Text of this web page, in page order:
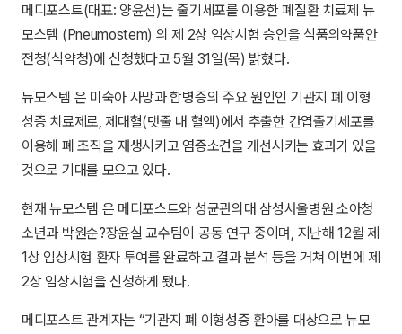
메디포스트(대표: 양윤선)는 줄기세포를 이용한 폐질환 치료제 뉴
모스템 (Pneumostem) 의 제 2상 임상시험 승인을 식품의약품안
전청(식약청)에 신청했다고 5월 31일(목) 밝혔다.
뉴모스템 은 미숙아 사망과 합병증의 주요 원인인 기관지 폐 이형
성증 치료제로, 제대혈(탯줄 내 혈액)에서 추출한 간엽줄기세포를
이용해 폐 조직을 재생시키고 염증소견을 개선시키는 효과가 있을
것으로 기대를 모으고 있다.
현재 뉴모스템 은 메디포스트와 성균관의대 삼성서울병원 소아청
소년과 박원순?장윤실 교수팀이 공동 연구 중이며, 지난해 12월 제
1상 임상시험 환자 투여를 완료하고 결과 분석 등을 거쳐 이번에 제
2상 임상시험을 신청하게 됐다.
메디포스트 관계자는 “기관지 폐 이형성증 환아를 대상으로 뉴모